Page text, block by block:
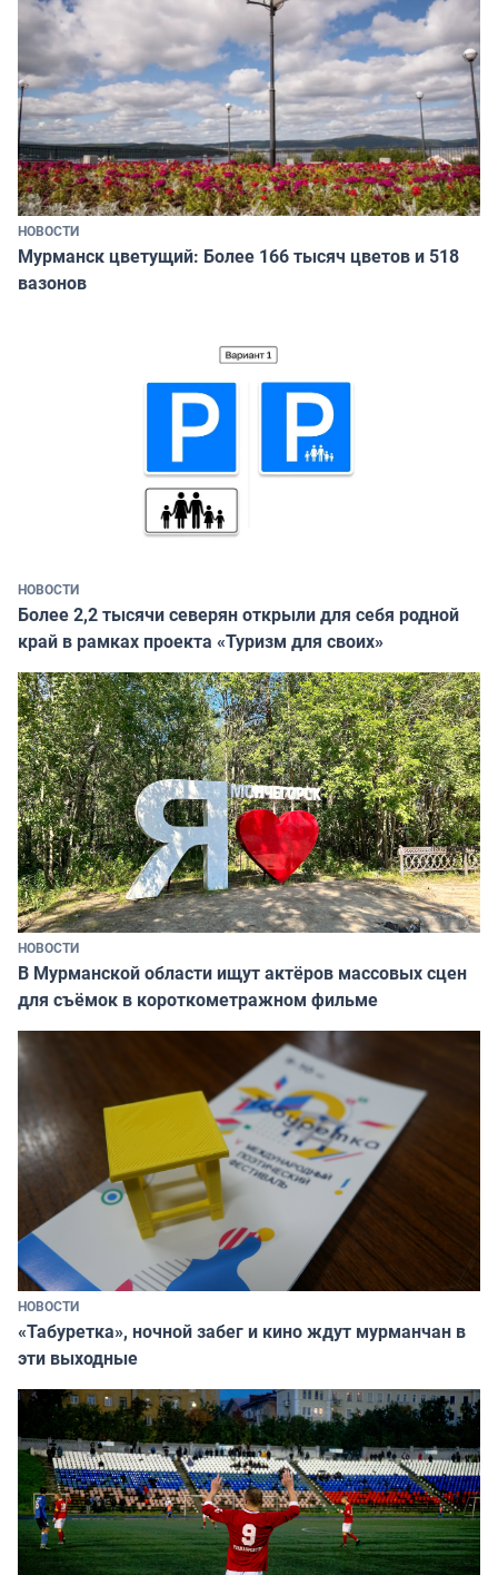
НОВОСТИ
Мурманск цветущий: Более 166 тысяч цветов и 518
вазонов
НОВОСТИ
Более 2,2 тысячи северян открыли для себя родной
край в рамках проекта «Туризм для своих»
НОВОСТИ
В Мурманской области ищут актёров массовых сцен
для съёмок в короткометражном фильме
НОВОСТИ
«Табуретка», ночной забег и кино ждут мурманчан в
эти выходные